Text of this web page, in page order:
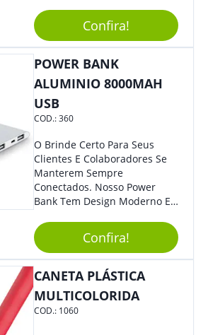
Na Bolsa Ou Na Mochila.
Compatível Com Diversos
Aparelhos, O Brinde É Super
Eficiente E Ágil, Ideal Para
Quem Busca Praticidade No
Dia A Dia. Personalize-O Com
Sua Marca E Tenha Ainda
Mais Destaque Em Eventos E
Feiras De Negócios.
Confira!
POWER BANK
ALUMINIO 8000MAH
USB
COD.:360
O Brinde Certo Para Seus
Clientes E Colaboradores Se
Manterem Sempre
Conectados. Nosso Power
Bank Tem Design Moderno E
Na Bolsa Ou Na Mochila.
Compatível Com Diversos
Aparelhos, O Brinde É Super
Eficiente E Ágil, Ideal Para
Dia A Dia. Personalize-O Com
Sua Marca E Tenha Ainda
Confira!
CANETA PLÁSTICA
MULTICOLORIDA
COD.: 1060